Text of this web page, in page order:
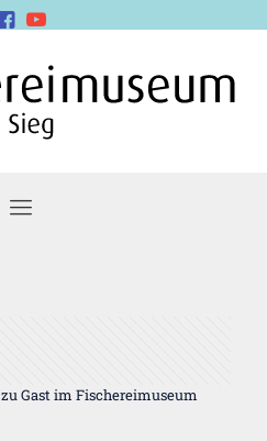
zu Gast im Fische­rei­mu­se­um